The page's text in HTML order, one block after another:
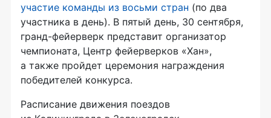
участие команды из восьми стран (по два
участника в день). В пятый день, 30 сентября,
гранд-фейерверк представит организатор
чемпионата, Центр фейерверков «Хан»,
а также пройдет церемония награждения
победителей конкурса.
Расписание движения поездов